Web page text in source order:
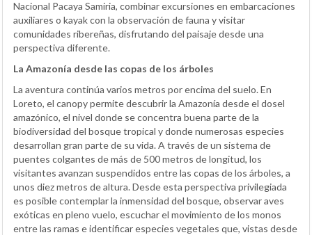
Nacional Pacaya Samiria, combinar excursiones en embarcaciones
auxiliares o kayak con la observación de fauna y visitar
comunidades ribereñas, disfrutando del paisaje desde una
perspectiva diferente.
La Amazonía desde las copas de los árboles
La aventura continúa varios metros por encima del suelo. En
Loreto, el canopy permite descubrir la Amazonía desde el dosel
amazónico, el nivel donde se concentra buena parte de la
biodiversidad del bosque tropical y donde numerosas especies
desarrollan gran parte de su vida. A través de un sistema de
puentes colgantes de más de 500 metros de longitud, los
visitantes avanzan suspendidos entre las copas de los árboles, a
unos diez metros de altura. Desde esta perspectiva privilegiada
es posible contemplar la inmensidad del bosque, observar aves
exóticas en pleno vuelo, escuchar el movimiento de los monos
entre las ramas e identificar especies vegetales que, vistas desde